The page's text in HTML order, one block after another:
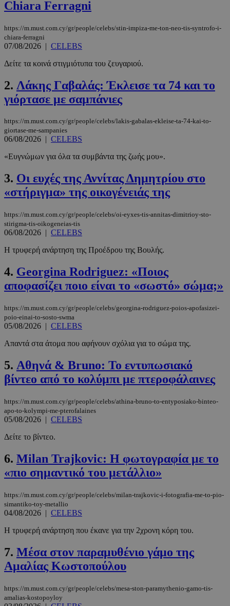
Chiara Ferragni
https://m.must.com.cy/gr/people/celebs/stin-impiza-me-ton-neo-tis-syntrofo-i-
chiara-ferragni
07/08/2026 | CELEBS
Δείτε τα κοινά στιγμιότυπα του ζευγαριού.
2. Λάκης Γαβαλάς: Έκλεισε τα 74 και το
γιόρτασε με σαμπάνιες
https://m.must.com.cy/gr/people/celebs/lakis-gabalas-ekleise-ta-74-kai-to-
giortase-me-sampanies
06/08/2026 | CELEBS
«Ευγνώμων για όλα τα συμβάντα της ζωής μου».
3. Οι ευχές της Αννίτας Δημητρίου στο
«στήριγμα» της οικογένειάς της
https://m.must.com.cy/gr/people/celebs/oi-eyxes-tis-annitas-dimitrioy-sto-
stirigma-tis-oikogeneias-tis
06/08/2026 | CELEBS
Η τρυφερή ανάρτηση της Προέδρου της Βουλής.
4. Georgina Rodriguez: «Ποιος
αποφασίζει ποιο είναι το «σωστό» σώμα;»
https://m.must.com.cy/gr/people/celebs/georgina-rodriguez-poios-apofasizei-
poio-einai-to-sosto-swma
05/08/2026 | CELEBS
Απαντά στα άτομα που αφήνουν σχόλια για το σώμα της.
5. Αθηνά & Bruno: Το εντυπωσιακό
βίντεο από το κολύμπι με πτεροφάλαινες
https://m.must.com.cy/gr/people/celebs/athina-bruno-to-entyposiako-binteo-
apo-to-kolympi-me-pterofalaines
05/08/2026 | CELEBS
Δείτε το βίντεο.
6. Milan Trajkovic: Η φωτογραφία με το
«πιο σημαντικό του μετάλλιο»
https://m.must.com.cy/gr/people/celebs/milan-trajkovic-i-fotografia-me-to-pio-
simantiko-toy-metallio
04/08/2026 | CELEBS
Η τρυφερή ανάρτηση που έκανε για την 2χρονη κόρη του.
7. Μέσα στον παραμυθένιο γάμο της
Αμαλίας Κωστοπούλου
https://m.must.com.cy/gr/people/celebs/mesa-ston-paramythenio-gamo-tis-
amalias-kostopoyloy